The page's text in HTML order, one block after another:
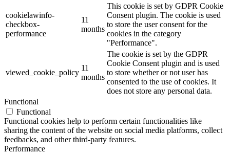
cookielawinfo-
checkbox-
performance
11
months
This cookie is set by GDPR Cookie
Consent plugin. The cookie is used
to store the user consent for the
cookies in the category
"Performance".
viewed_cookie_policy
11
months
The cookie is set by the GDPR
Cookie Consent plugin and is used
to store whether or not user has
consented to the use of cookies. It
does not store any personal data.
Functional
Functional
Functional cookies help to perform certain functionalities like
sharing the content of the website on social media platforms, collect
feedbacks, and other third-party features.
Performance